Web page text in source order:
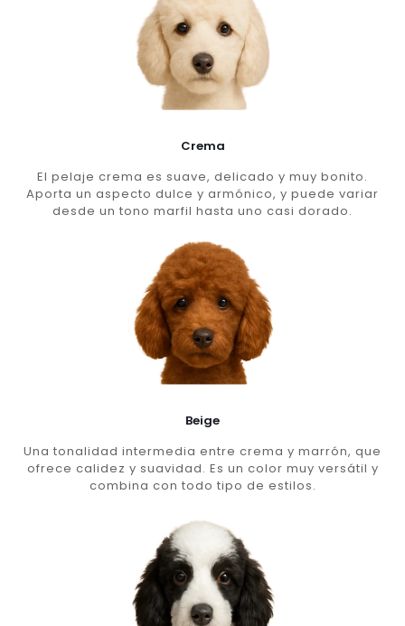
Crema
El pelaje crema es suave, delicado y muy bonito.
Aporta un aspecto dulce y armónico, y puede variar
desde un tono marfil hasta uno casi dorado.
Beige
Una tonalidad intermedia entre crema y marrón, que
ofrece calidez y suavidad. Es un color muy versátil y
combina con todo tipo de estilos.